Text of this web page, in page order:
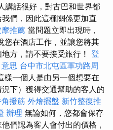
講話很好，對古巴和世界都
們，因此這種關係更加直
推薦 當問題立即出現時，
您在酒店工作，並讓您將其
方，請不要接受旅行！ 登
思 台中市北屯區軍功路周
樣一個人是由另一個想要在
下）獲得交通幫助的客人的
撥筋 外燴擺盤 新竹整復推
辦理 無論如何，您都會保存
們認為客人會付出的價格，